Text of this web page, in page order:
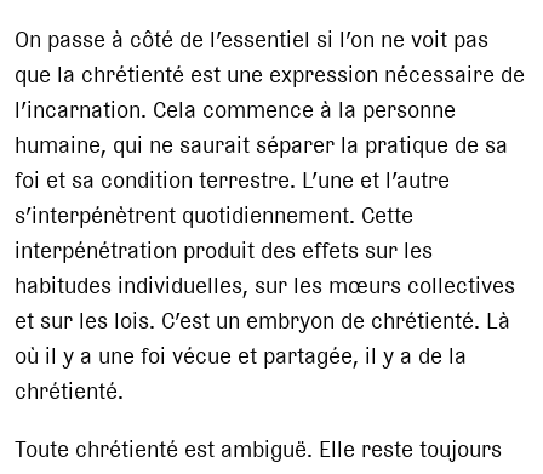
On passe à côté de l’essentiel si l’on ne voit pas
que la chrétienté est une expression nécessaire de
l’incarnation. Cela commence à la personne
humaine, qui ne saurait séparer la pratique de sa
foi et sa condition terrestre. L’une et l’autre
s’interpénètrent quotidiennement. Cette
interpénétration produit des effets sur les
habitudes individuelles, sur les mœurs collectives
et sur les lois. C’est un embryon de chrétienté. Là
où il y a une foi vécue et partagée, il y a de la
chrétienté.
Toute chrétienté est ambiguë. Elle reste toujours